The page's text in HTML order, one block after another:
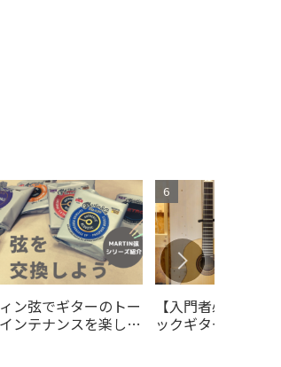
ン弦でギターのトー
ンテナンスを楽しむ
【入門者必見】ア
ックギターとクラ